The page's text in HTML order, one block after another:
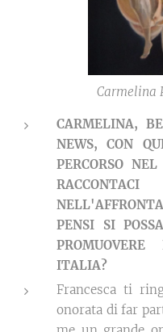
Carmelina
CARMELINA,
NEWS, CON
PERCORSO
PENSI SI
ITALIA?
Francesca ti
onorata di far